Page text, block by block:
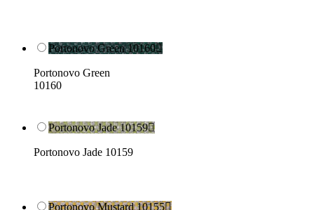
Portonovo Green 10160
Portonovo Green
10160
Portonovo Jade 10159
Portonovo Jade 10159
Portonovo Mustard 10155